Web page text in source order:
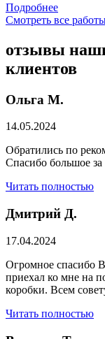
Подробнее
Смотреть все
отзывы
клиентов
Ольга М.
14.05.2024
Обратились по
Спасибо большое
Читать полностью
Дмитрий Д.
17.04.2024
Огромное спасибо
приехал ко мне на
коробки. Всем
Читать полностью